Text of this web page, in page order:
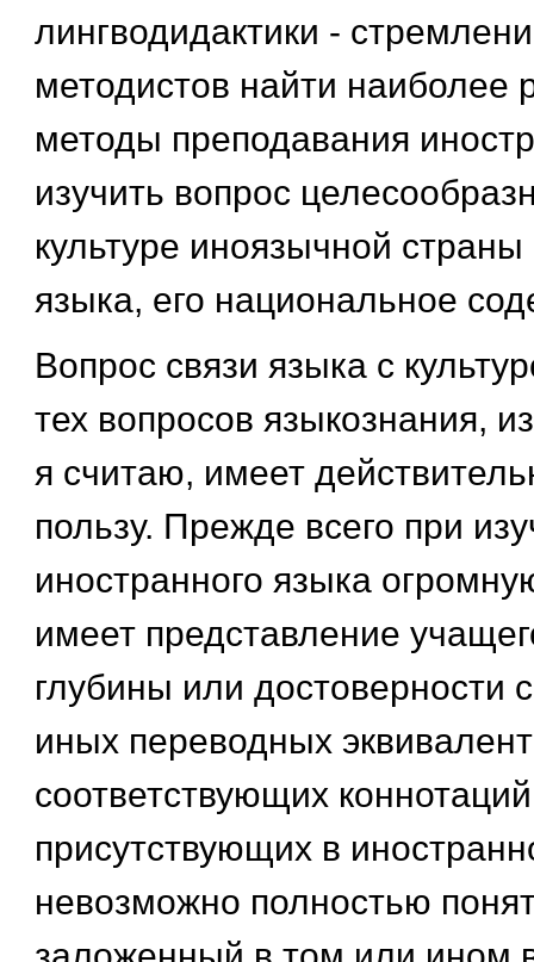
лингводидактики -
методистов найти наиболее
методы преподавания
изучить вопрос
культуре иноязычной
языка, его национальное
Вопрос связи языка с
тех вопросов языкознания,
я считаю, имеет
пользу. Прежде всего при
иностранного языка
имеет представление
глубины или достоверности
иных переводных
соответствующих
присутствующих в
невозможно полностью